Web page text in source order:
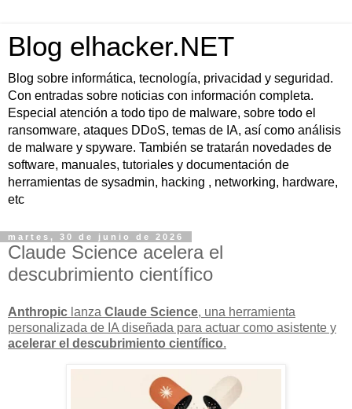
Blog elhacker.NET
Blog sobre informática, tecnología, privacidad y seguridad.
Con entradas sobre noticias con información completa.
Especial atención a todo tipo de malware, sobre todo el
ransomware, ataques DDoS, temas de IA, así como análisis
de malware y spyware. También se tratarán novedades de
software, manuales, tutoriales y documentación de
herramientas de sysadmin, hacking , networking, hardware,
etc
martes, 30 de junio de 2026
Claude Science acelera el
descubrimiento científico
Anthropic lanza Claude Science, una herramienta
personalizada de IA diseñada para actuar como asistente y
acelerar el descubrimiento científico.